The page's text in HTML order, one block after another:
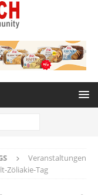
Veranstaltungen
Zöliakie-Tag